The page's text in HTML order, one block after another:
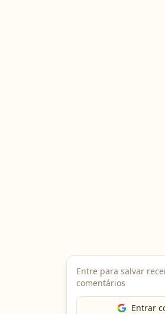
Entre para salvar
comentários
Entrar